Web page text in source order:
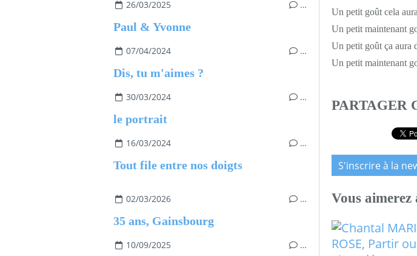
Un petit goût cela
Un petit maintenant
Un petit goût ça aura
Un petit maintenant
PARTAGER
S'inscrire à la
Vous aimerez
26/03/2025 …
Paul & Yvonne
07/04/2024 …
Dis, tu m'aimes ?
30/03/2024 …
le portrait
16/03/2024 …
Tout file entre nos doigts
02/03/2026 …
35 ans, Gainsbourg
10/09/2025 …